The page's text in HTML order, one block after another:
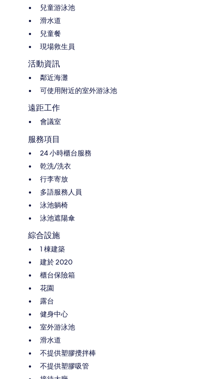
兒童游泳池
滑水道
兒童餐
現場救生員
活動資訊
鄰近海灘
可使用附近的室外游泳池
遠距工作
會議室
服務項目
24 小時櫃台服務
乾洗/洗衣
行李寄放
多語服務人員
泳池躺椅
泳池遮陽傘
綜合設施
1 棟建築
建於 2020
櫃台保險箱
花園
露台
健身中心
室外游泳池
滑水道
不提供塑膠攪拌棒
不提供塑膠吸管